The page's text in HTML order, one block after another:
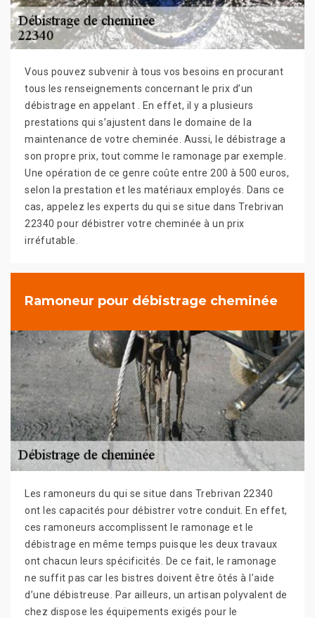
Vous pouvez subvenir à tous vos besoins en procurant
tous les renseignements concernant le prix d’un
débistrage en appelant . En effet, il y a plusieurs
prestations qui s’ajustent dans le domaine de la
maintenance de votre cheminée. Aussi, le débistrage a
son propre prix, tout comme le ramonage par exemple.
Une opération de ce genre coûte entre 200 à 500 euros,
selon la prestation et les matériaux employés. Dans ce
cas, appelez les experts du qui se situe dans Trebrivan
22340 pour débistrer votre cheminée à un prix
irréfutable.
Ramoneur pour débistrage cheminée
Les ramoneurs du qui se situe dans Trebrivan 22340
ont les capacités pour débistrer votre conduit. En effet,
ces ramoneurs accomplissent le ramonage et le
débistrage en même temps puisque les deux travaux
ont chacun leurs spécificités. De ce fait, le ramonage
ne suffit pas car les bistres doivent être ôtés à l’aide
d’une débistreuse. Par ailleurs, un artisan polyvalent de
chez dispose les équipements exigés pour le